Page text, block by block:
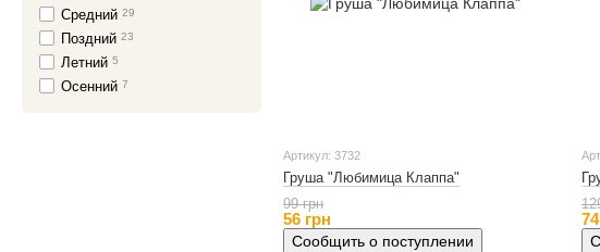
Артикул: 3732
Груша "Любимица Клаппа"
99 грн
56 грн
Сообщить о поступлении
Средний 29
Поздний 23
Летний 5
Осенний 7